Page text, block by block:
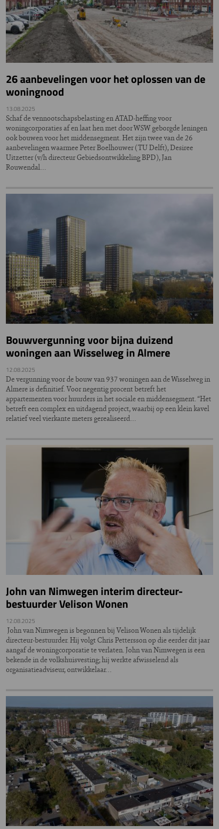
26 aanbevelingen voor het oplossen van de
woningnood
13.08.2025
Schaf de vennootschapsbelasting en ATAD-heffing voor
woningcorporaties af en laat hen met door WSW geborgde leningen
ook bouwen voor het middensegment. Het zijn twee van de 26
aanbevelingen waarmee Peter Boelhouwer (TU Delft), Desiree
Uitzetter (v/h directeur Gebiedsontwikkeling BPD), Jan
Rouwendal…
Bouwvergunning voor bijna duizend
woningen aan Wisselweg in Almere
12.08.2025
De vergunning voor de bouw van 937 woningen aan de Wisselweg in
Almere is definitief. Voor negentig procent betreft het
appartementen voor huurders in het sociale en middensegment. “Het
betreft een complex en uitdagend project, waarbij op een klein kavel
relatief veel vierkante meters gerealiseerd…
John van Nimwegen interim directeur-
bestuurder Velison Wonen
12.08.2025
John van Nimwegen is begonnen bij Velison Wonen als tijdelijk
directeur-bestuurder. Hij volgt Chris Pettersson op die eerder dit jaar
aangaf de woningcorporatie te verlaten. John van Nimwegen is een
bekende in de volkshuisvesting; hij werkte afwisselend als
organisatieadviseur, ontwikkelaar…